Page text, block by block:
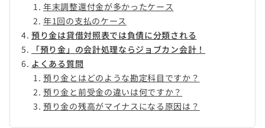
年末調整還付金が多かったケース
年1回の支払のケース
預り金は貸借対照表では負債に分類される
「預り金」の会計処理ならジョブカン会計！
よくある質問
預り金とはどのような勘定科目ですか？
預り金と前受金の違いは何ですか？
預り金の残高がマイナスになる原因は？